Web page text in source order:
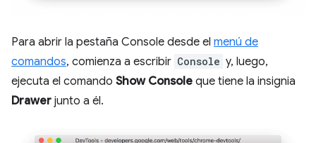
Para abrir la pestaña Console desde el menú de
comandos, comienza a escribir Console y, luego,
ejecuta el comando Show Console que tiene la insignia
Drawer junto a él.